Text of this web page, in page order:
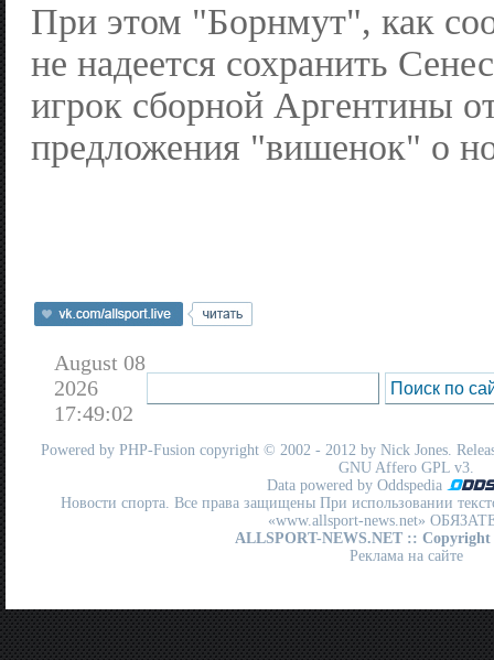
При этом "Борнмут", как
не надеется сохранить
игрок сборной Аргентины
предложения "вишенок" о
August 08
2026
17:49:02
Powered by PHP-Fusion copyright © 2002 - 2012 by Nick Jones.
GNU Affero GPL v3.
Data powered by Oddspedia
Новости спорта. Все права защищены При использовании
«www.allsport-news.net»
ALLSPORT-NEWS.NET :: Copyright
Реклама на сайте